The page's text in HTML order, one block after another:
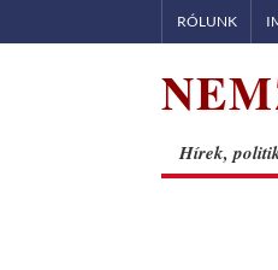
to
RÓLUNK
Hírek,